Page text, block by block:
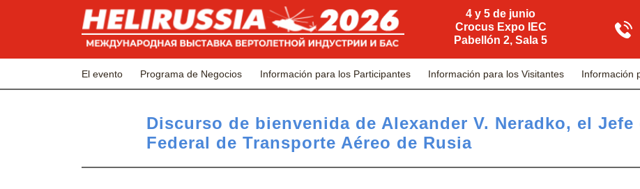
4 y 5 de junio
Crocus Expo IEC
Pabellón 2, Sala 5
El evento Programa de Negocios Información para los Participantes Información para los Visitantes Información
Discurso de bienvenida de Alexander V. Neradko, el Jefe
Federal de Transporte Aéreo de Rusia